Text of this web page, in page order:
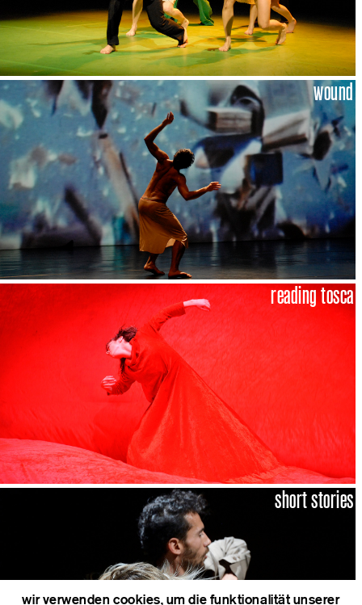
wound
reading tosca
short stories
wir verwenden cookies, um die funktionalität unserer